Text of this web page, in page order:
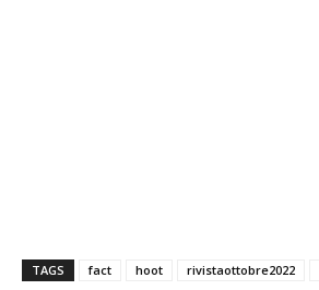
TAGS fact hoot rivistaottobre2022